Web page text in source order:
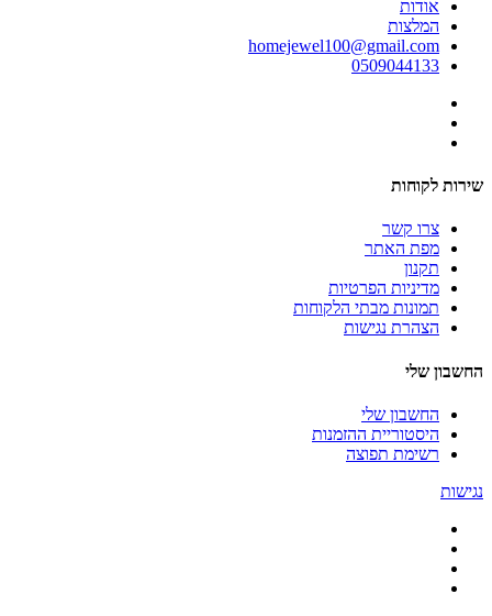
אודות
המלצות
homejewel100@gmail.com
0509044133
שירות לקוחות
צרו קשר
מפת האתר
תקנון
מדיניות הפרטיות
תמונות מבתי הלקוחות
הצהרת נגישות
החשבון שלי
החשבון שלי
היסטוריית ההזמנות
רשימת תפוצה
נגישות